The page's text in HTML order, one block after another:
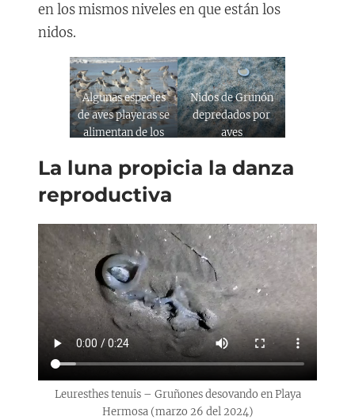
en los mismos niveles en que están los
nidos.
Algunas especies
de aves playeras se
alimentan de los
Nidos de Grunón
depredados por
aves
La luna propicia la danza
reproductiva
Leuresthes tenuis – Gruñones desovando en Playa
Hermosa (marzo 26 del 2024)